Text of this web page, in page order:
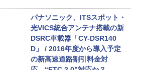
パナソニック、ITSスポット・
光VICS統合アンテナ搭載の新
DSRC車載器「CY-DSR140
D」 / 2016年度から導入予定
の新高速道路割引料金対